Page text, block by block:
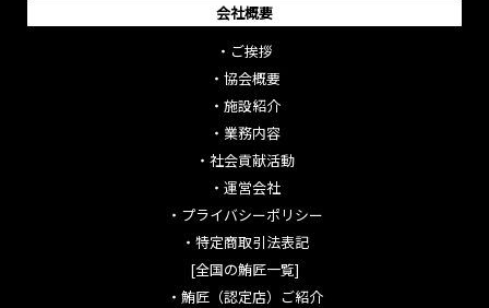
会社概要
・ ご挨拶
・ 協会概要
・ 施設紹介
・ 業務内容
・ 社会貢献活動
・ 運営会社
・ プライバシーポリシー
・ 特定商取引法表記
[全国の鮪匠一覧]
・ 鮪匠（認定店）ご紹介